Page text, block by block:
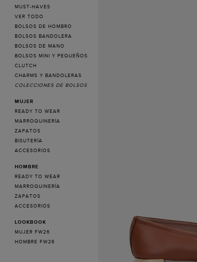
MUST-HAVES
VER TODO
BOLSOS DE HOMBRO
BOLSOS BANDOLERA
BOLSOS DE MANO
BOLSOS MINI Y PEQUEÑOS
CLUTCH
CHARMS Y BANDOLERAS
COLECCIONES DE BOLSOS
MUJER
READY TO WEAR
MARROQUINERÍA
ZAPATOS
BISUTERÍA
ACCESORIOS
HOMBRE
READY TO WEAR
MARROQUINERÍA
ZAPATOS
ACCESORIOS
LOOKBOOK
MUJER FW26
HOMBRE FW26